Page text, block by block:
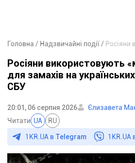
Головна Надзвичайні події
Росіяни використовують
для замахів на
СБУ
20:01, 06 серпня 2026
Єлизавета
Читати UA RU
1KR.UA в Telegram 1KR.UA